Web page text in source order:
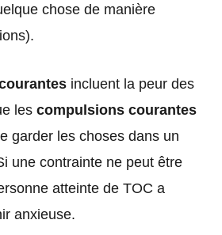
chose de manière
incluent la peur des
lescompulsions courantes
garder les choses dans un
une contrainte ne peut être
atteinte de TOC a
anxieuse.